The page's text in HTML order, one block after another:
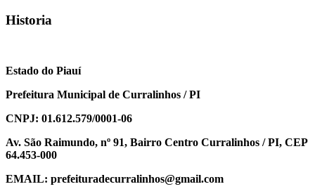
Historia
Estado do Piauí
Prefeitura Municipal de Curralinhos / PI
CNPJ: 01.612.579/0001-06
Av. São Raimundo, nº 91, Bairro Centro Curralinhos / PI, CEP
64.453-000
EMAIL: prefeituradecurralinhos@gmail.com